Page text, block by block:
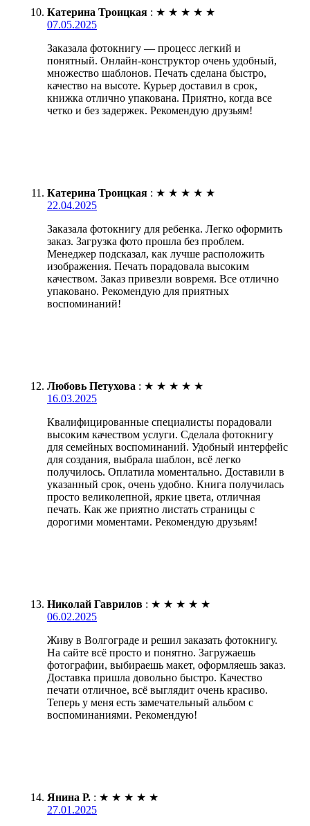
Катерина Троицкая : ★ ★ ★ ★ ★
07.05.2025
Заказала фотокнигу — процесс легкий и
понятный. Онлайн-конструктор очень удобный,
множество шаблонов. Печать сделана быстро,
качество на высоте. Курьер доставил в срок,
книжка отлично упакована. Приятно, когда все
четко и без задержек. Рекомендую друзьям!
Катерина Троицкая : ★ ★ ★ ★ ★
22.04.2025
Заказала фотокнигу для ребенка. Легко оформить
заказ. Загрузка фото прошла без проблем.
Менеджер подсказал, как лучше расположить
изображения. Печать порадовала высоким
качеством. Заказ привезли вовремя. Все отлично
упаковано. Рекомендую для приятных
воспоминаний!
Любовь Петухова : ★ ★ ★ ★ ★
16.03.2025
Квалифицированные специалисты порадовали
высоким качеством услуги. Сделала фотокнигу
для семейных воспоминаний. Удобный интерфейс
для создания, выбрала шаблон, всё легко
получилось. Оплатила моментально. Доставили в
указанный срок, очень удобно. Книга получилась
просто великолепной, яркие цвета, отличная
печать. Как же приятно листать страницы с
дорогими моментами. Рекомендую друзьям!
Николай Гаврилов : ★ ★ ★ ★ ★
06.02.2025
Живу в Волгограде и решил заказать фотокнигу.
На сайте всё просто и понятно. Загружаешь
фотографии, выбираешь макет, оформляешь заказ.
Доставка пришла довольно быстро. Качество
печати отличное, всё выглядит очень красиво.
Теперь у меня есть замечательный альбом с
воспоминаниями. Рекомендую!
Янина Р. : ★ ★ ★ ★ ★
27.01.2025